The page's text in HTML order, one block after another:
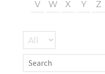
V
W X Y Z